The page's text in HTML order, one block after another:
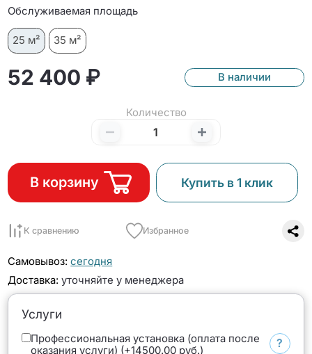
Обслуживаемая площадь
25 м² 35 м²
52 400 ₽ В наличии
Количество
В корзину Купить в 1 клик
К сравнению Избранное
Самовывоз: сегодня
Доставка: уточняйте у менеджера
Услуги
Профессиональная установка (оплата после
оказания услуги) (+14500.00 руб.)
?